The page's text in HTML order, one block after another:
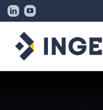
Skip
to
content
LinkedInYouTube